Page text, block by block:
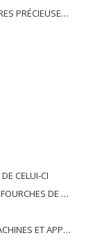
MATIÈRES; IMITATION BIJOUTERIE; PIÈCE DE MONNAIE
CELUI-CI
CI, EN METAL DE BASE
PARTIES DE CELLES-CI